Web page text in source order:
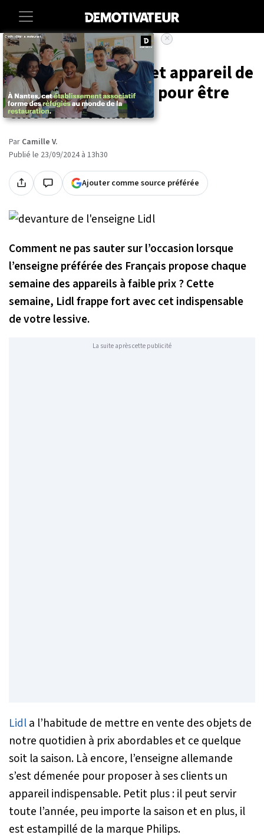
Accueil Lifestyle
Lidl met en vente cet appareil de
marque à petit prix pour être
chic toute l'année
Par Camille V.
Publié le 23/09/2024 à 13h30
Ajouter comme source préférée
Comment ne pas sauter sur l’occasion lorsque
l’enseigne préférée des Français propose chaque
semaine des appareils à faible prix ? Cette
semaine, Lidl frappe fort avec cet indispensable
de votre lessive.
La suite après cette publicité
Lidla l’habitude de mettre en vente des objets de
notre quotidien à prix abordables et ce quelque
soit la saison. Là encore, l’enseigne allemande
s’est démenée pour proposer à ses clients un
appareil indispensable. Petit plus : il peut servir
toute l’année, peu importe la saison et en plus, il
est estampillé de la marque Philips.
×